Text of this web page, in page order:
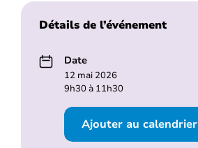
Détails de l’événement
Date
12 mai 2026
9h30 à 11h30
Ajouter au calendrier